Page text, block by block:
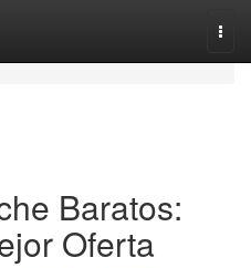
Baratos:
Oferta